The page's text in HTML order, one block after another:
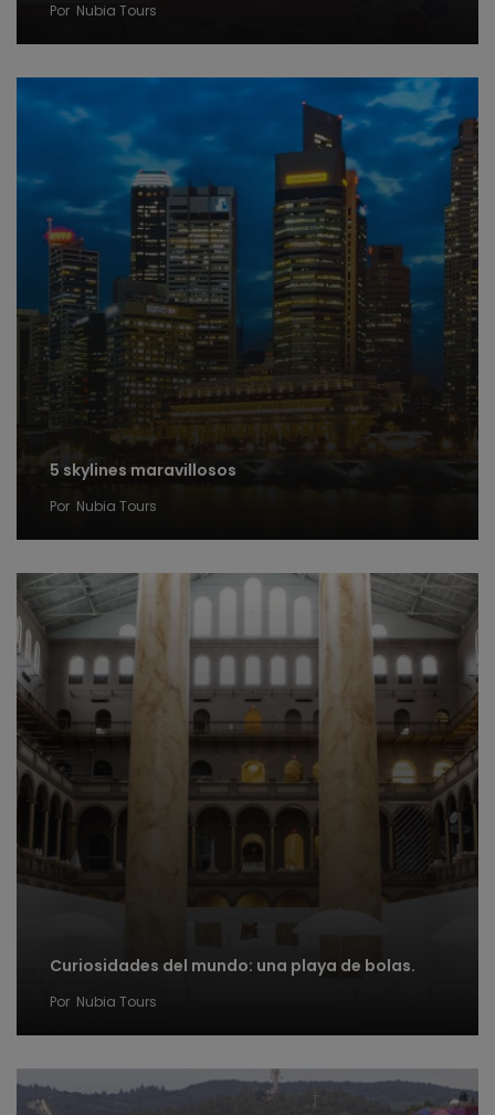
Por Nubia Tours
5 skylines maravillosos
Por Nubia Tours
Curiosidades del mundo: una playa de bolas.
Por Nubia Tours